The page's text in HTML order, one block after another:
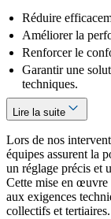
Réduire
Améliorer la
Renforcer le
Garantir une
techniques.
Lire la suite
Lors de nos
équipes assurent la
un réglage précis et
Cette mise en
aux exigences
collectifs et tertiaires.